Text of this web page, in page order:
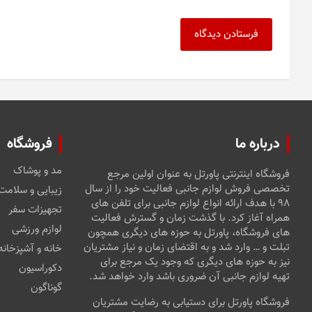
درباره ما
فروشگاه اینترنتی پاورتل به عنوان اولین مرجع
تخصصی فروش لوازم جانبی فعالیت خود را از سال
۹۸ با هدف ارائه انواع لوازم جانبی برای تلفن های
همراه آغاز کرد. با گذشت زمان و گسترش فعالیت
های فروشگاه، پاورتل به حوزه های دیگری همچون
تبلت و … وارد شد و به اقتضای زمان و نیاز مشتریان
نیز به حوزه های دیگری که وجود یک مرجع برای
تهیه لوازم جانبی آن ضروری باشد وارد خواهد شد.
فروشگاه پاورتل برای دستیابی به رضایت مشتریان
فروشگاه
مد و پوشاک
زیبایی و
تجهیزات سفر
لوازم ورزشی
خانه و
دکوراسیون
گوناگون